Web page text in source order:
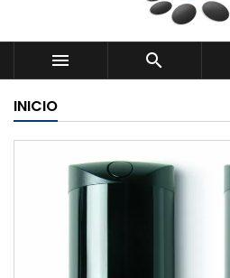
 
INICIO